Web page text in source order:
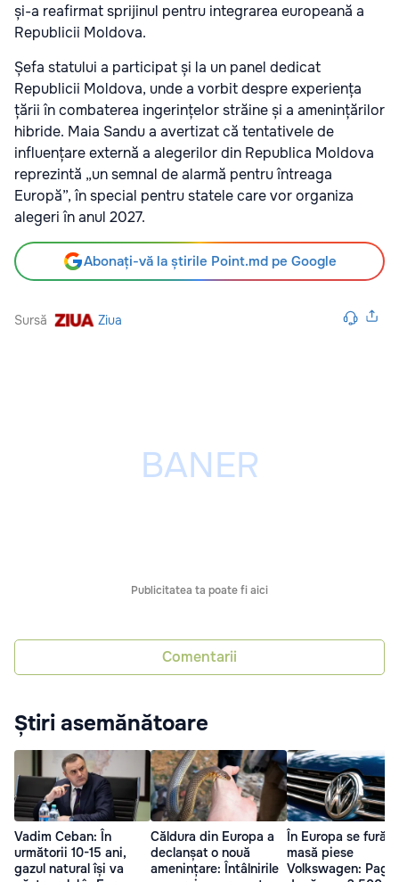
și-a reafirmat sprijinul pentru integrarea europeană a
Republicii Moldova.
Șefa statului a participat și la un panel dedicat
Republicii Moldova, unde a vorbit despre experiența
țării în combaterea ingerințelor străine și a amenințărilor
hibride. Maia Sandu a avertizat că tentativele de
influențare externă a alegerilor din Republica Moldova
reprezintă „un semnal de alarmă pentru întreaga
Europă”, în special pentru statele care vor organiza
alegeri în anul 2027.
Abonați-vă la știrile Point.md pe Google
Sursă Ziua
Publicitatea ta poate fi aici
Comentarii
Știri asemănătoare
Vadim Ceban: În
următorii 10-15 ani,
gazul natural își va
Căldura din Europa a
declanșat o nouă
amenințare: Întâlnirile
În Europa se fură în
masă piese
Volkswagen: